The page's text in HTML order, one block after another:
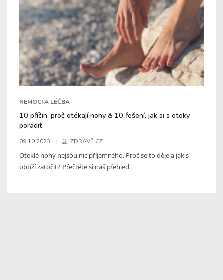
NEMOCI A LÉČBA
10 příčin, proč otékají nohy & 10 řešení, jak si s otoky
poradit
09.10.2023 ZDRAVĚ.CZ
Oteklé nohy nejsou nic příjemného. Proč se to děje a jak s
obtíží zatočit? Přečtěte si náš přehled.